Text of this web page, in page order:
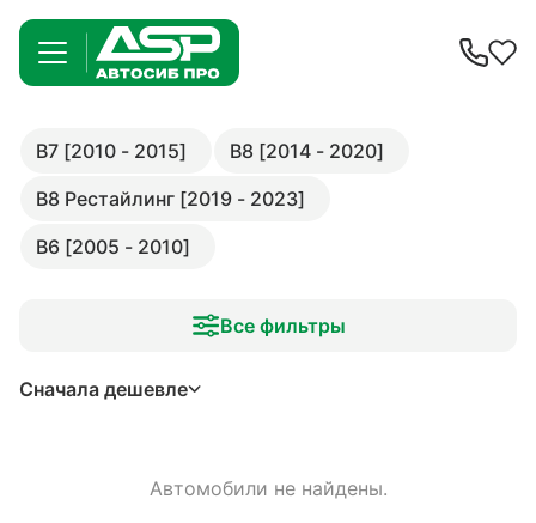
B7 [2010 - 2015]
B8 [2014 - 2020]
B8 Рестайлинг [2019 - 2023]
B6 [2005 - 2010]
Все фильтры
Сначала дешевле
Автомобили не найдены.